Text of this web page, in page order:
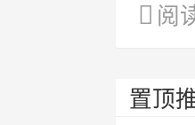
阅
置顶